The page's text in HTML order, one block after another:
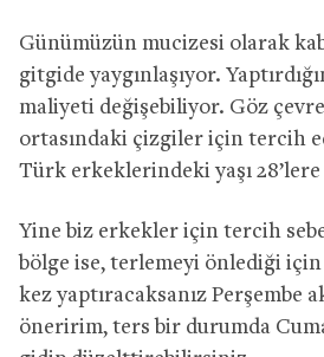
Günümüzün mucizesi olarak
gitgide yaygınlaşıyor.
maliyeti değişebiliyor. Göz
ortasındaki çizgiler için tercih
Türk erkeklerindeki yaşı
Yine biz erkekler için tercih
bölge ise, terlemeyi önlediği
kez yaptıracaksanız Perşembe
öneririm, ters bir durumda